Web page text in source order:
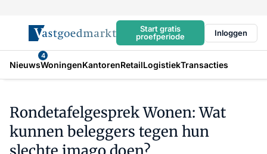
Start gratis
proefperiode
Inloggen
Nieuws
4
WoningenKantorenRetailLogistiekTransacties
Rondetafelgesprek Wonen: Wat
kunnen beleggers tegen hun